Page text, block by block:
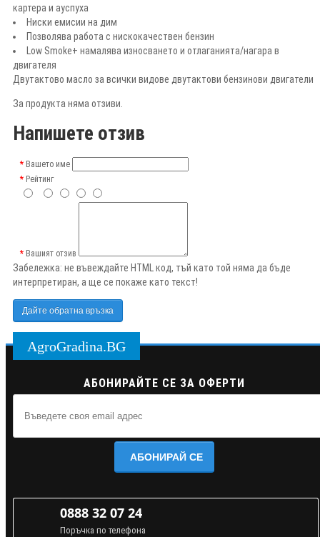
картера и ауспуха
Ниски емисии на дим
Позволява работа с нискокачествен бензин
Low Smoke+ намалява износването и отлаганията/нагара в
двигателя
Двутактово масло за всички видове двутактови бензинови двигатели
За продукта няма отзиви.
Напишете отзив
Вашето име
Рейтинг
Вашият отзив
Забележка: не въвеждайте HTML код, тъй като той няма да бъде
интерпретиран, а ще се покаже като текст!
Дайте обратна връзка
AgroGradina.BG
АБОНИРАЙТЕ СЕ ЗА ОФЕРТИ
АБОНИРАЙ СЕ
0888 32 07 24
Поръчка по телефона